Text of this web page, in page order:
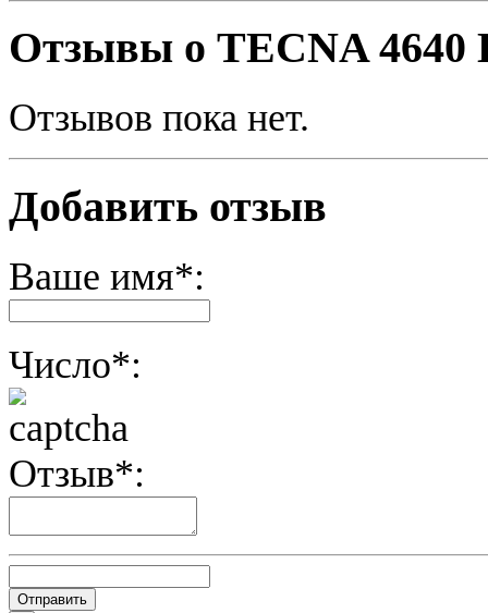
Отзывы о TECNA 4640
Отзывов пока нет.
Добавить отзыв
Ваше имя*:
Число*:
Отзыв*: